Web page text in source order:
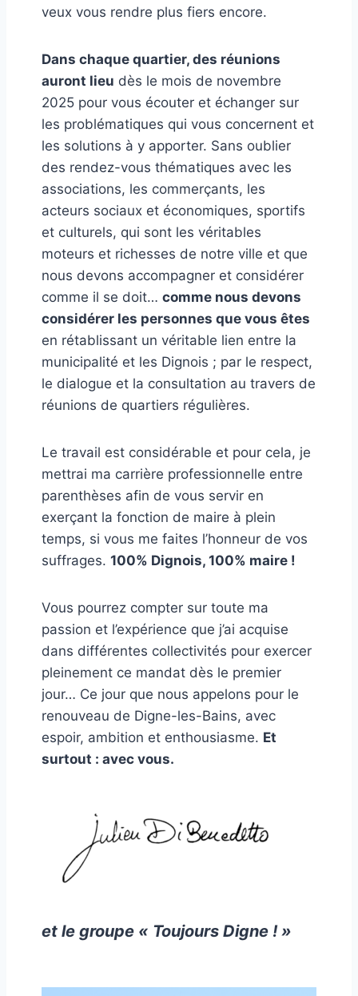
veux vous rendre plus fiers encore.
Dans chaque quartier, des réunions
auront lieu dès le mois de novembre
2025 pour vous écouter et échanger sur
les problématiques qui vous concernent et
les solutions à y apporter. Sans oublier
des rendez-vous thématiques avec les
associations, les commerçants, les
acteurs sociaux et économiques, sportifs
et culturels, qui sont les véritables
moteurs et richesses de notre ville et que
nous devons accompagner et considérer
comme il se doit… comme nous devons
considérer les personnes que vous êtes
en rétablissant un véritable lien entre la
municipalité et les Dignois ; par le respect,
le dialogue et la consultation au travers de
réunions de quartiers régulières.
Le travail est considérable et pour cela, je
mettrai ma carrière professionnelle entre
parenthèses afin de vous servir en
exerçant la fonction de maire à plein
temps, si vous me faites l’honneur de vos
suffrages. 100% Dignois, 100% maire !
Vous pourrez compter sur toute ma
passion et l’expérience que j’ai acquise
dans différentes collectivités pour exercer
pleinement ce mandat dès le premier
jour… Ce jour que nous appelons pour le
renouveau de Digne-les-Bains, avec
espoir, ambition et enthousiasme. Et
surtout : avec vous.
et le groupe « Toujours Digne ! »